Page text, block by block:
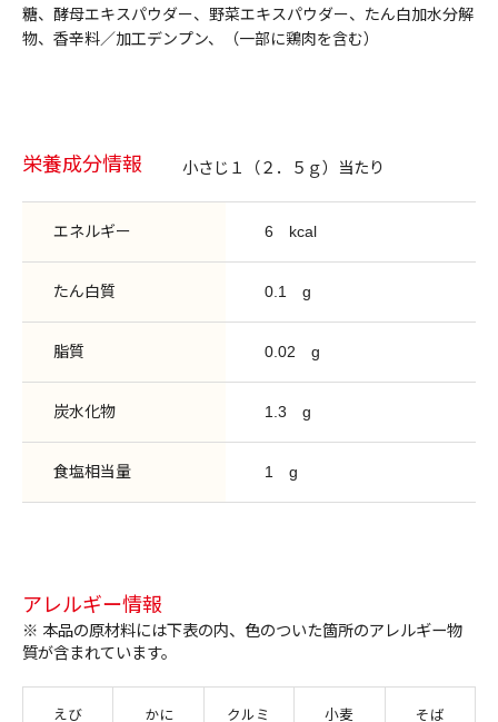
糖、酵母エキスパウダー、野菜エキスパウダー、たん白加水分解
物、香辛料／加工デンプン、（一部に鶏肉を含む）
栄養成分情報 小さじ１（２．５ｇ）当たり
エネルギー 6 kcal
たん白質 0.1 g
脂質 0.02 g
炭水化物 1.3 g
食塩相当量 1 g
アレルギー情報
※ 本品の原材料には下表の内、色のついた箇所のアレルギー物
質が含まれています。
えび かに クルミ 小麦 そば